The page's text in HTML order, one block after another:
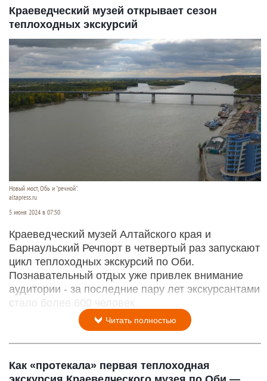
Краеведческий музей открывает сезон
теплоходных экскурсий
Новый мост, Обь и "речной".
altapress.ru
5 июня 2024 в 07:50
Краеведческий музей Алтайского края и
Барнаульский Речпорт в четвертый раз запускают
цикл теплоходных экскурсий по Оби.
Познавательный отдых уже привлек внимание
аудитории - за последние пару лет экскурсантами
стало более 600 человек.
Читать полностью
Как «протекала» первая теплоходная